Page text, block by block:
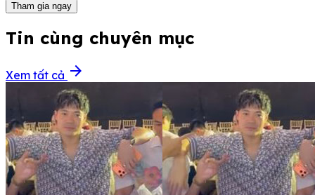
Tham gia ngay
Tin cùng chuyên mục
Xem tất cả arrow_forward